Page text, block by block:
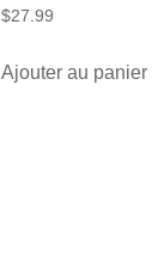
$27.99
Ajouter au panier